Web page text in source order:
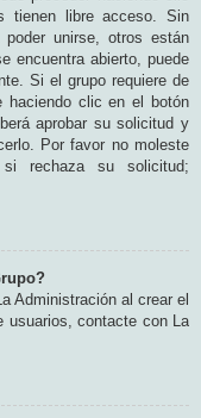
tienen libre acceso. Sin
poder unirse, otros están
encuentra abierto, puede
Si el grupo requiere de
haciendo clic en el botón
aprobar su solicitud y
Por favor no moleste
si rechaza su solicitud;
Administración al crear el
usuarios, contacte con La